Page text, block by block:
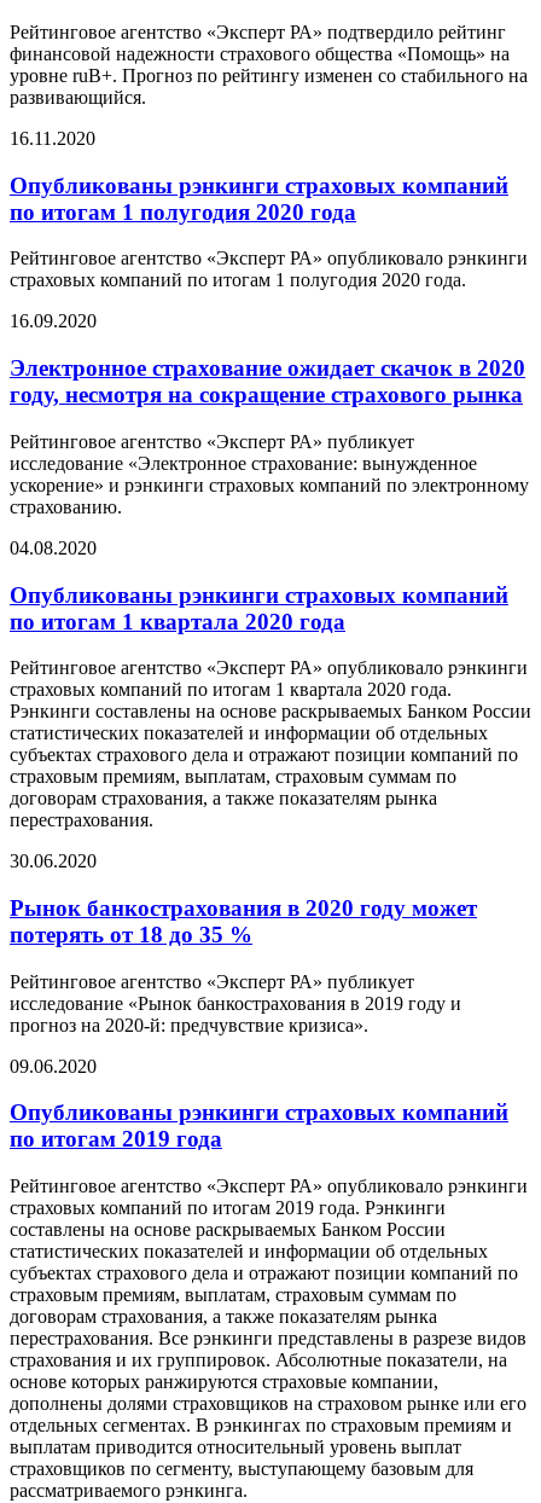
Рейтинговое агентство «Эксперт РА» подтвердило рейтинг
финансовой надежности страхового общества «Помощь» на
уровне ruB+. Прогноз по рейтингу изменен со стабильного на
развивающийся.
16.11.2020
Опубликованы рэнкинги страховых компаний
по итогам 1 полугодия 2020 года
Рейтинговое агентство «Эксперт РА» опубликовало рэнкинги
страховых компаний по итогам 1 полугодия 2020 года.
16.09.2020
Электронное страхование ожидает скачок в 2020
году, несмотря на сокращение страхового рынка
Рейтинговое агентство «Эксперт РА» публикует
исследование «Электронное страхование: вынужденное
ускорение» и рэнкинги страховых компаний по электронному
страхованию.
04.08.2020
Опубликованы рэнкинги страховых компаний
по итогам 1 квартала 2020 года
Рейтинговое агентство «Эксперт РА» опубликовало рэнкинги
страховых компаний по итогам 1 квартала 2020 года.
Рэнкинги составлены на основе раскрываемых Банком России
статистических показателей и информации об отдельных
субъектах страхового дела и отражают позиции компаний по
страховым премиям, выплатам, страховым суммам по
договорам страхования, а также показателям рынка
перестрахования.
30.06.2020
Рынок банкострахования в 2020 году может
потерять от 18 до 35 %
Рейтинговое агентство «Эксперт РА» публикует
исследование «Рынок банкострахования в 2019 году и
прогноз на 2020-й: предчувствие кризиса».
09.06.2020
Опубликованы рэнкинги страховых компаний
по итогам 2019 года
Рейтинговое агентство «Эксперт РА» опубликовало рэнкинги
страховых компаний по итогам 2019 года. Рэнкинги
составлены на основе раскрываемых Банком России
статистических показателей и информации об отдельных
субъектах страхового дела и отражают позиции компаний по
страховым премиям, выплатам, страховым суммам по
договорам страхования, а также показателям рынка
перестрахования. Все рэнкинги представлены в разрезе видов
страхования и их группировок. Абсолютные показатели, на
основе которых ранжируются страховые компании,
дополнены долями страховщиков на страховом рынке или его
отдельных сегментах. В рэнкингах по страховым премиям и
выплатам приводится относительный уровень выплат
страховщиков по сегменту, выступающему базовым для
рассматриваемого рэнкинга.